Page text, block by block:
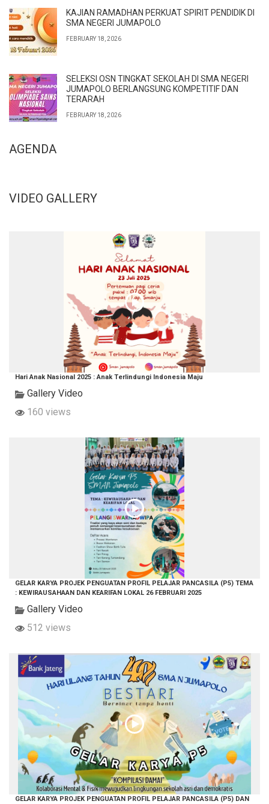
KAJIAN RAMADHAN PERKUAT SPIRIT PENDIDIK DI
SMA NEGERI JUMAPOLO
FEBRUARY 18, 2026
SELEKSI OSN TINGKAT SEKOLAH DI SMA NEGERI
JUMAPOLO BERLANGSUNG KOMPETITIF DAN
TERARAH
FEBRUARY 18, 2026
AGENDA
VIDEO GALLERY
Hari Anak Nasional 2025 : Anak Terlindungi Indonesia Maju
Gallery Video
160 views
GELAR KARYA PROJEK PENGUATAN PROFIL PELAJAR PANCASILA (P5) TEMA
: KEWIRAUSAHAAN DAN KEARIFAN LOKAL 26 FEBRUARI 2025
Gallery Video
512 views
GELAR KARYA PROJEK PENGUATAN PROFIL PELAJAR PANCASILA (P5) DAN